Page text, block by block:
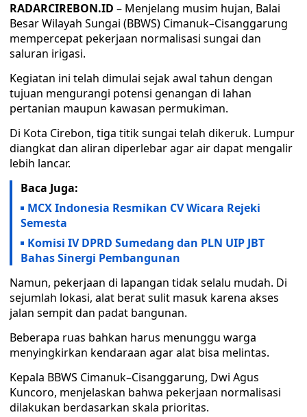
RADARCIREBON.ID – Menjelang musim hujan, Balai
Besar Wilayah Sungai (BBWS) Cimanuk–Cisanggarung
mempercepat pekerjaan normalisasi sungai dan
saluran irigasi.
Kegiatan ini telah dimulai sejak awal tahun dengan
tujuan mengurangi potensi genangan di lahan
pertanian maupun kawasan permukiman.
Di Kota Cirebon, tiga titik sungai telah dikeruk. Lumpur
diangkat dan aliran diperlebar agar air dapat mengalir
lebih lancar.
Baca Juga:
MCX Indonesia Resmikan CV Wicara Rejeki
Semesta
Komisi IV DPRD Sumedang dan PLN UIP JBT
Bahas Sinergi Pembangunan
Namun, pekerjaan di lapangan tidak selalu mudah. Di
sejumlah lokasi, alat berat sulit masuk karena akses
jalan sempit dan padat bangunan.
Beberapa ruas bahkan harus menunggu warga
menyingkirkan kendaraan agar alat bisa melintas.
Kepala BBWS Cimanuk–Cisanggarung, Dwi Agus
Kuncoro, menjelaskan bahwa pekerjaan normalisasi
dilakukan berdasarkan skala prioritas.